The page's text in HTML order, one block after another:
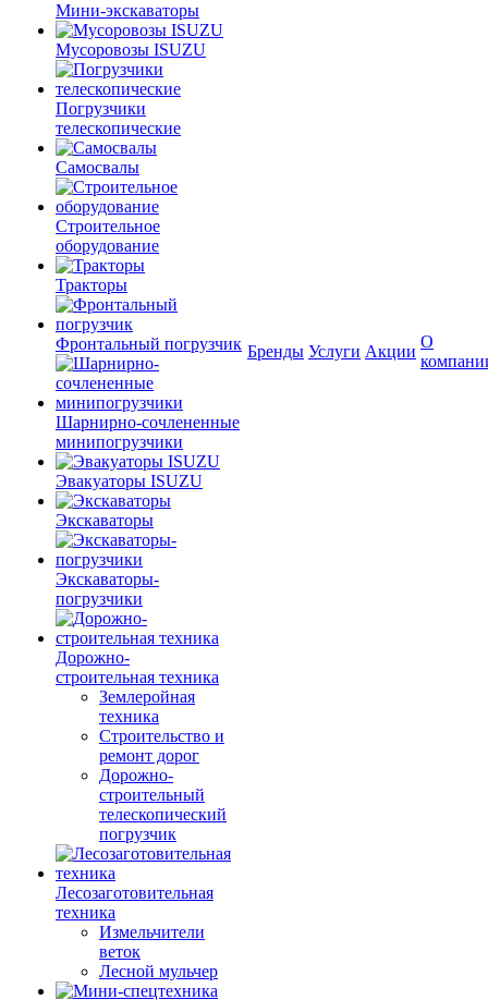
Мини-экскаваторы
Мусоровозы ISUZU
Погрузчики
телескопические
Самосвалы
Строительное
оборудование
Тракторы
Фронтальный погрузчик
Шарнирно-сочлененные
минипогрузчики
Эвакуаторы ISUZU
Экскаваторы
Экскаваторы-
погрузчики
Дорожно-
строительная техника
Землеройная
техника
Строительство и
ремонт дорог
Дорожно-
строительный
телескопический
погрузчик
Лесозаготовительная
техника
Измельчители
веток
Лесной мульчер
Бренды Услуги Акции
О